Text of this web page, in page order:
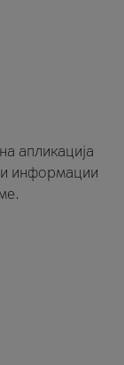
апликација
информации